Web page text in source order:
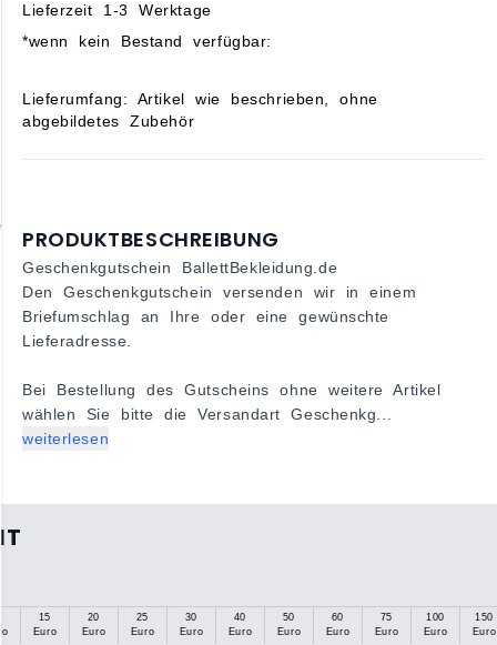
Lieferzeit 1-3 Werktage
*wenn kein Bestand verfügbar:
Lieferumfang: Artikel wie beschrieben, ohne
abgebildetes Zubehör
PRODUKTBESCHREIBUNG
Geschenkgutschein BallettBekleidung.de
Den Geschenkgutschein versenden wir in einem
Briefumschlag an Ihre oder eine gewünschte
Lieferadresse.
Bei Bestellung des Gutscheins ohne weitere Artikel
wählen Sie bitte die Versandart Geschenkg...
weiterlesen
15
Euro
20
Euro
25
Euro
30
Euro
40
Euro
50
Euro
60
Euro
75
Euro
100
Euro
150
Euro